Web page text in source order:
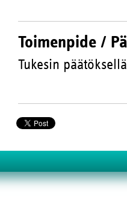
Toimenpide /
Tukesin